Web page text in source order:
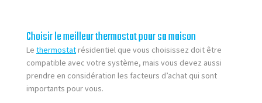
Choisir le meilleur thermostat pour sa maison
Le thermostat résidentiel que vous choisissez doit être
compatible avec votre système, mais vous devez aussi
prendre en considération les facteurs d’achat qui sont
importants pour vous.